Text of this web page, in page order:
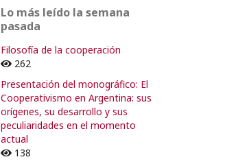
Lo más leído la semana
pasada
Filosofía de la cooperación
262
Presentación del monográfico: El
Cooperativismo en Argentina: sus
orígenes, su desarrollo y sus
peculiaridades en el momento
actual
138